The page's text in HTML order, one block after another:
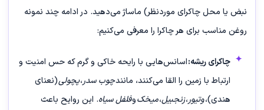
نبض یا محل چاکرای موردنظر) ماساژ می‌دهید. در ادامه چند نمونه
روغن مناسب برای هر چاکرا را معرفی می‌کنیم:
چاکرای ریشه:اسانس‌هایی با رایحه خاکی و گرم که حس امنیت و
ارتباط با زمین را القا می‌کنند، مانندچوب سدر،پچولی(نعنای
هندی)،وتیور،زنجبیل،میخکوفلفل سیاه. این روایح باعث